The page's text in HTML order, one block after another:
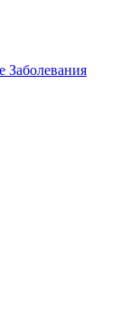
Заболевания